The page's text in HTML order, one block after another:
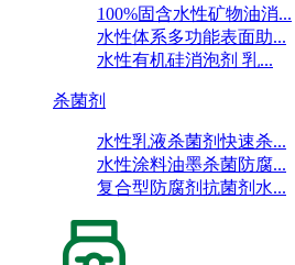
100%固含水性矿物油消...
水性体系多功能表面助...
水性有机硅消泡剂 乳...
杀菌剂
水性乳液杀菌剂快速杀...
水性涂料油墨杀菌防腐...
复合型防腐剂抗菌剂水...